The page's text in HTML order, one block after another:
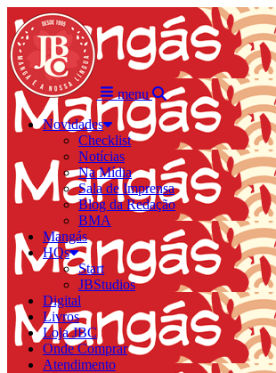
menu
Novidades
Checklist
Notícias
Na Mídia
Sala de Imprensa
Blog da Redação
BMA
Mangás
HQs
Start
JBStudios
Digital
Livros
Loja JBC
Onde Comprar
Atendimento